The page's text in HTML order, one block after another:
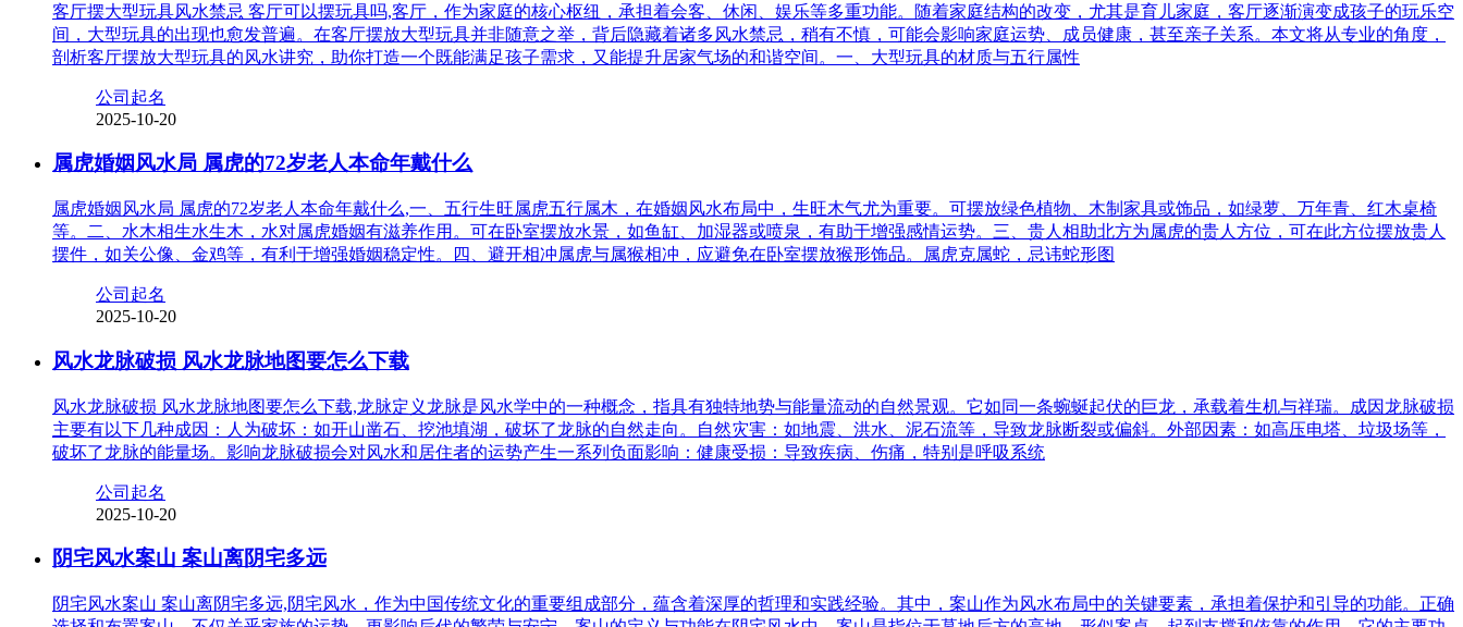
客厅摆大型玩具风水禁忌 客厅可以摆玩具吗,客厅，作为家庭的核心枢纽，承担着会客、休闲、娱乐等多重功能。随着家庭结构的改变，尤其是育儿家庭，客厅逐渐演变成孩子的玩乐空
间，大型玩具的出现也愈发普遍。在客厅摆放大型玩具并非随意之举，背后隐藏着诸多风水禁忌，稍有不慎，可能会影响家庭运势、成员健康，甚至亲子关系。本文将从专业的角度，
剖析客厅摆放大型玩具的风水讲究，助你打造一个既能满足孩子需求，又能提升居家气场的和谐空间。一、大型玩具的材质与五行属性
公司起名
2025-10-20
属虎婚姻风水局 属虎的72岁老人本命年戴什么
属虎婚姻风水局 属虎的72岁老人本命年戴什么,一、五行生旺属虎五行属木，在婚姻风水布局中，生旺木气尤为重要。可摆放绿色植物、木制家具或饰品，如绿萝、万年青、红木桌椅
等。二、水木相生水生木，水对属虎婚姻有滋养作用。可在卧室摆放水景，如鱼缸、加湿器或喷泉，有助于增强感情运势。三、贵人相助北方为属虎的贵人方位，可在此方位摆放贵人
摆件，如关公像、金鸡等，有利于增强婚姻稳定性。四、避开相冲属虎与属猴相冲，应避免在卧室摆放猴形饰品。属虎克属蛇，忌讳蛇形图
公司起名
2025-10-20
风水龙脉破损 风水龙脉地图要怎么下载
风水龙脉破损 风水龙脉地图要怎么下载,龙脉定义龙脉是风水学中的一种概念，指具有独特地势与能量流动的自然景观。它如同一条蜿蜒起伏的巨龙，承载着生机与祥瑞。成因龙脉破损
主要有以下几种成因：人为破坏：如开山凿石、挖池填湖，破坏了龙脉的自然走向。自然灾害：如地震、洪水、泥石流等，导致龙脉断裂或偏斜。外部因素：如高压电塔、垃圾场等，
破坏了龙脉的能量场。影响龙脉破损会对风水和居住者的运势产生一系列负面影响：健康受损：导致疾病、伤痛，特别是呼吸系统
公司起名
2025-10-20
阴宅风水案山 案山离阴宅多远
阴宅风水案山 案山离阴宅多远,阴宅风水，作为中国传统文化的重要组成部分，蕴含着深厚的哲理和实践经验。其中，案山作为风水布局中的关键要素，承担着保护和引导的功能。正确